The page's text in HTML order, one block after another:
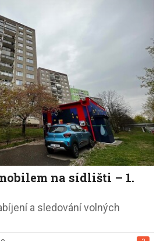
na sídlišti – 1.
a sledování volných